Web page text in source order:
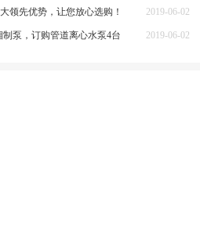
领先优势，让您放心选购！ 2019-06-02
泵，订购管道离心水泵4台 2019-06-02